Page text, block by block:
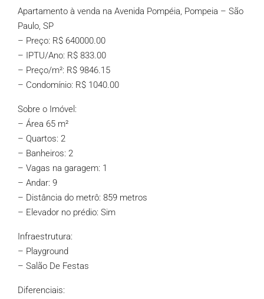
Apartamento à venda na Avenida Pompéia, Pompeia – São
Paulo, SP
– Preço: R$ 640000.00
– IPTU/Ano: R$ 833.00
– Preço/m²: R$ 9846.15
– Condomínio: R$ 1040.00
Sobre o Imóvel:
– Área 65 m²
– Quartos: 2
– Banheiros: 2
– Vagas na garagem: 1
– Andar: 9
– Distância do metrô: 859 metros
– Elevador no prédio: Sim
Infraestrutura:
– Playground
– Salão De Festas
Diferenciais: